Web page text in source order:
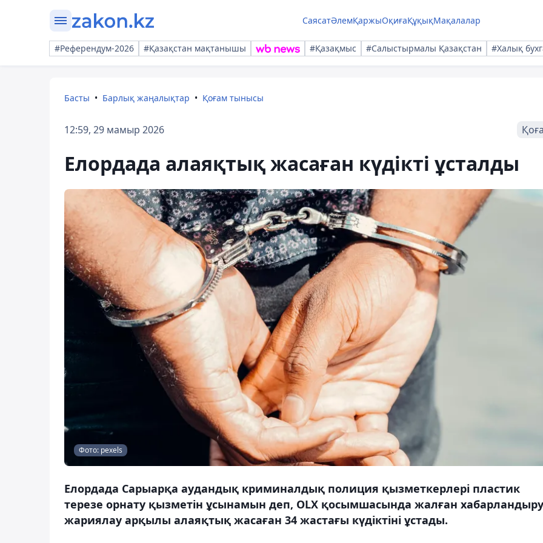
СаясатӘлемҚаржыОқиғаҚұқықМақалалар
#Референдум-2026 #Қазақстан мақтанышы #Қазақмыс #Салыстырмалы Қазақстан #Халық
Басты Барлық жаңалықтар Қоғам тынысы
12:59, 29 мамыр 2026
Елордада алаяқтық жасаған күдікті ұсталды
Фото: pexels
Елордада Сарыарқа аудандық криминалдық полиция қызметкерлері пластик
терезе орнату қызметін ұсынамын деп, OLX қосымшасында жалған хабарландыру
жариялау арқылы алаяқтық жасаған 34 жастағы күдіктіні ұстады.